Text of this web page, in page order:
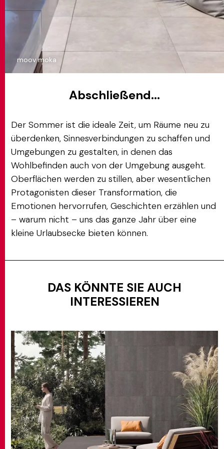
moov moka
Abschließend...
Der Sommer ist die ideale Zeit, um Räume neu zu
überdenken, Sinnesverbindungen zu schaffen und
Umgebungen zu gestalten, in denen das
Wohlbefinden auch von der Umgebung ausgeht.
Oberflächen werden zu stillen, aber wesentlichen
Protagonisten dieser Transformation, die
Emotionen hervorrufen, Geschichten erzählen und
– warum nicht – uns das ganze Jahr über eine
kleine Urlaubsecke bieten können.
DAS KÖNNTE SIE AUCH
INTERESSIEREN